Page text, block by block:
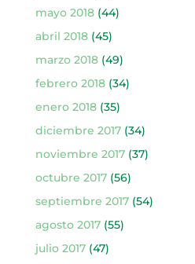
mayo 2018(44)
abril 2018(45)
marzo 2018(49)
febrero 2018(34)
enero 2018(35)
diciembre 2017(34)
noviembre 2017(37)
octubre 2017(56)
septiembre 2017(54)
agosto 2017(55)
julio 2017(47)